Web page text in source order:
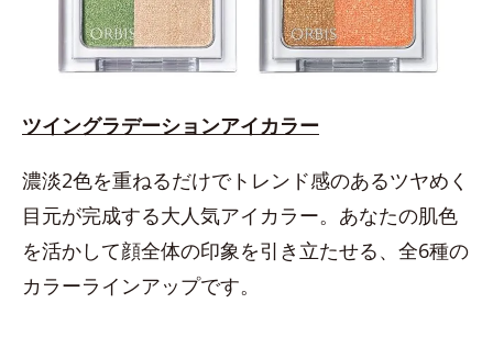
ツイングラデーションアイカラー
濃淡2色を重ねるだけでトレンド感のあるツヤめく
目元が完成する大人気アイカラー。あなたの肌色
を活かして顔全体の印象を引き立たせる、全6種の
カラーラインアップです。